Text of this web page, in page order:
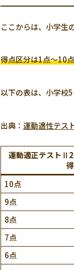
ここからは、小学生
得点区分は1点～10
以下の表は、小学校
出典： 運動適性テス
運動適正テスト
10点
9点
8点
7点
6点